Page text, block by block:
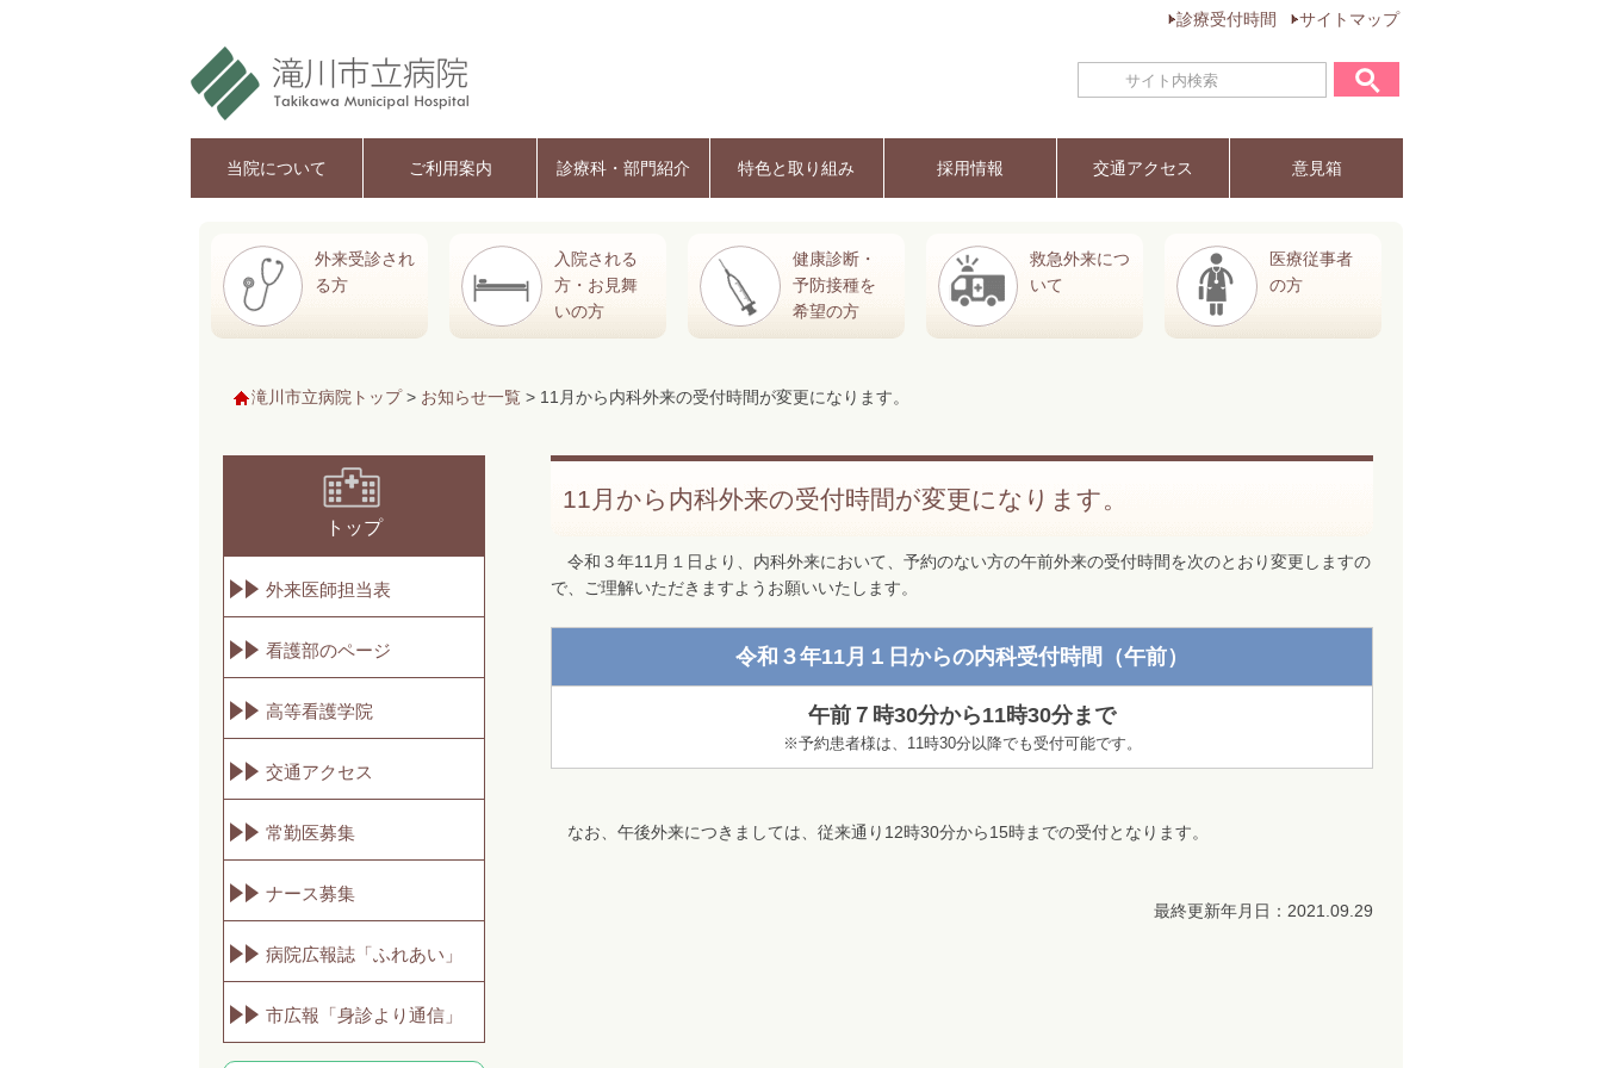
診療受付時間 サイトマップ
当院について ご利用案内 診療科・部門紹介 特色と取り組み 採用情報 交通アクセス 意見箱
外来受診され
る方
入院される
方・お見舞
いの方
健康診断・
予防接種を
希望の方
救急外来につ
いて
医療従事者
の方
滝川市立病院トップ> お知らせ一覧 > 11月から内科外来の受付時間が変更になります。
トップ
外来医師担当表
看護部のページ
高等看護学院
交通アクセス
常勤医募集
ナース募集
病院広報誌「ふれあい」
市広報「身診より通信」
11月から内科外来の受付時間が変更になります。
令和３年11月１日より、内科外来において、予約のない方の午前外来の受付時間を次のとおり変更しますの
で、ご理解いただきますようお願いいたします。
令和３年11月１日からの内科受付時間（午前）
午前７時30分から11時30分まで
※予約患者様は、11時30分以降でも受付可能です。
なお、午後外来につきましては、従来通り12時30分から15時までの受付となります。
最終更新年月日：2021.09.29